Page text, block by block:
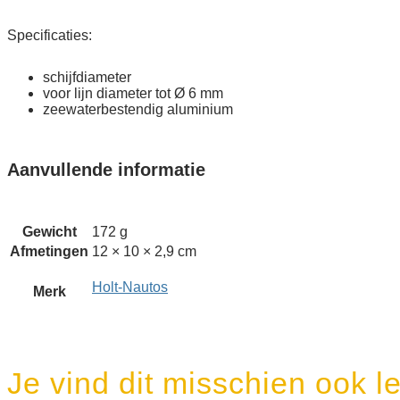
Specificaties:
schijfdiameter
voor lijn diameter tot Ø 6 mm
zeewaterbestendig aluminium
Aanvullende informatie
Gewicht
172 g
Afmetingen 12 × 10 × 2,9 cm
Merk Holt-Nautos
Je vind dit misschien ook